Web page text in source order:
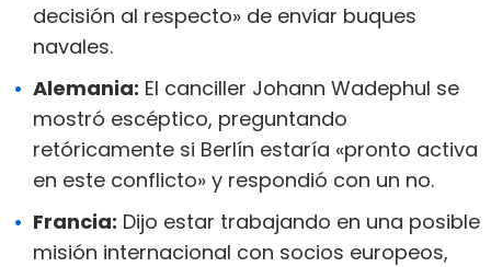
decisión al respecto» de enviar buques
navales.
Alemania: El canciller Johann Wadephul se
mostró escéptico, preguntando
retóricamente si Berlín estaría «pronto activa
en este conflicto» y respondió con un no.
Francia: Dijo estar trabajando en una posible
misión internacional con socios europeos,